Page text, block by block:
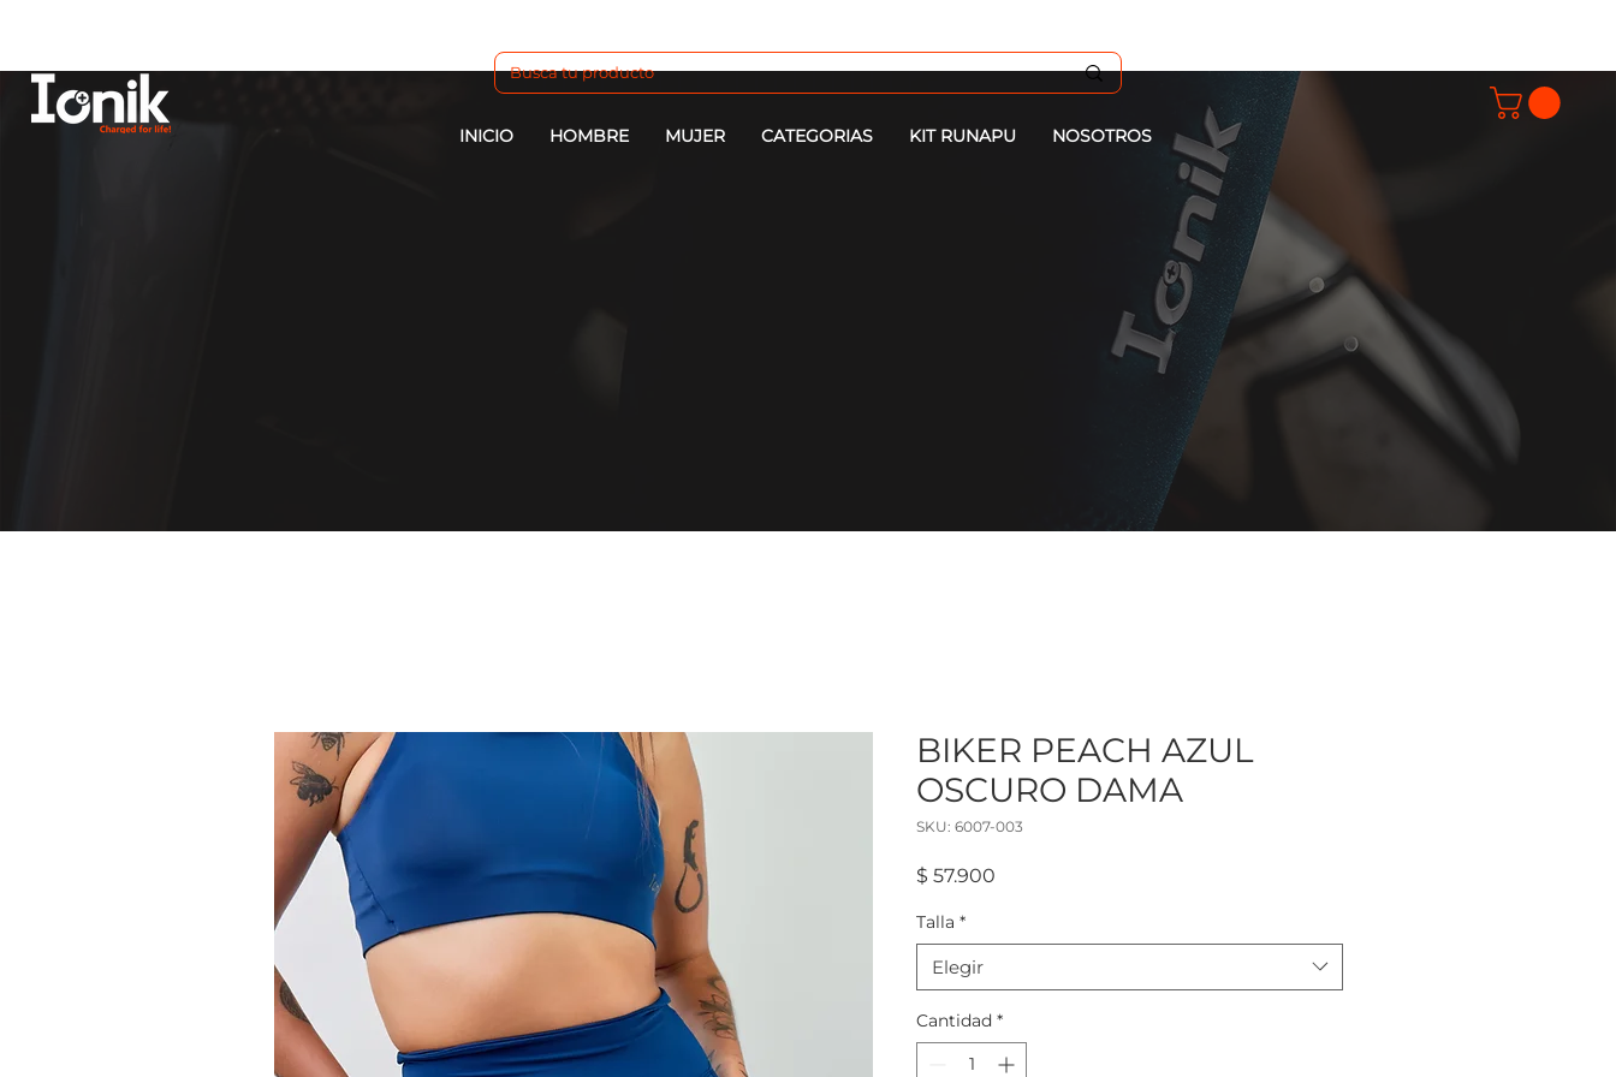
INICIO HOMBRE MUJER CATEGORIAS KIT RUNAPU NOSOTROS
BIKER PEACH AZUL
OSCURO DAMA
SKU: 6007-003
$ 57.900
Talla *
Elegir
Cantidad *